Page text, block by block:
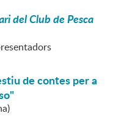
del Club de Pesca
de contes per a